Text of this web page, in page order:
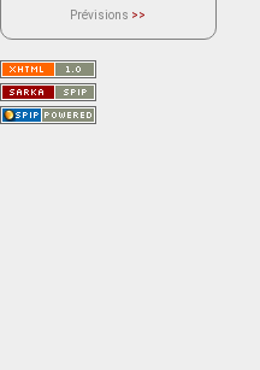
Prévisions >>
actuellement aucune prévision
Saint-Nom.
Veuillez consulter le message du
service ci-dessous.
(401 - Invalid API key. Please see
https://openweathermap.org/faq#error401